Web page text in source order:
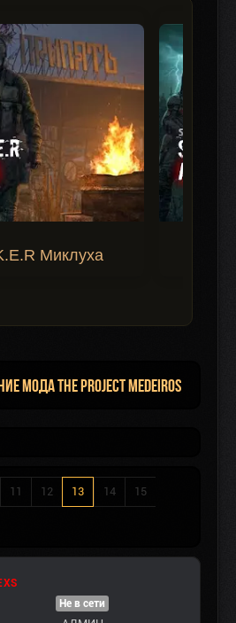
Миклуха
мода The project Medeiros
11 12 13 14 15
Не в сети